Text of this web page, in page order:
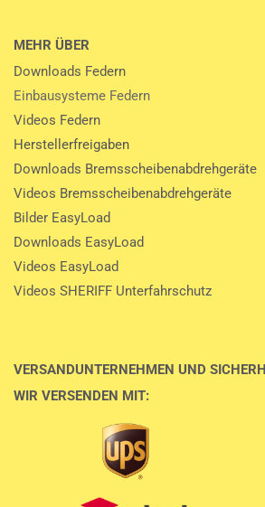
MEHR ÜBER
Downloads Federn
Einbausysteme Federn
Videos Federn
Herstellerfreigaben
Downloads Bremsscheibenabdrehgeräte
Videos Bremsscheibenabdrehgeräte
Bilder EasyLoad
Downloads EasyLoad
Videos EasyLoad
Videos SHERIFF Unterfahrschutz
VERSANDUNTERNEHMEN UND
WIR VERSENDEN MIT: